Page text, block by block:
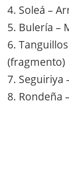
4. Soleá –
5. Bulería –
6.
(fragmento)
7. Seguiriya
8. Rondeña